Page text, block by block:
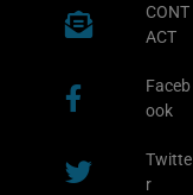
CONT
ACT
Faceb
ook
Twitte
r